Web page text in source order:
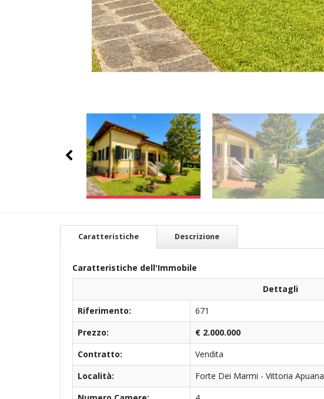
Caratteristiche Descrizione
Caratteristiche dell'Immobile
Dettagli
Riferimento:
671
Prezzo:
€ 2.000.000
Contratto:
Vendita
Località:
Forte Dei Marmi - Vittoria Apuana